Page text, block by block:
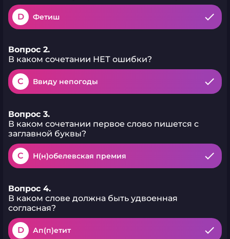
D Фетиш
Вопрос 2.
В каком сочетании НЕТ ошибки?
C Ввиду непогоды
Вопрос 3.
В каком сочетании первое слово пишется с
заглавной буквы?
C Н(н)обелевская премия
Вопрос 4.
В каком слове должна быть удвоенная
согласная?
D Ап(п)етит